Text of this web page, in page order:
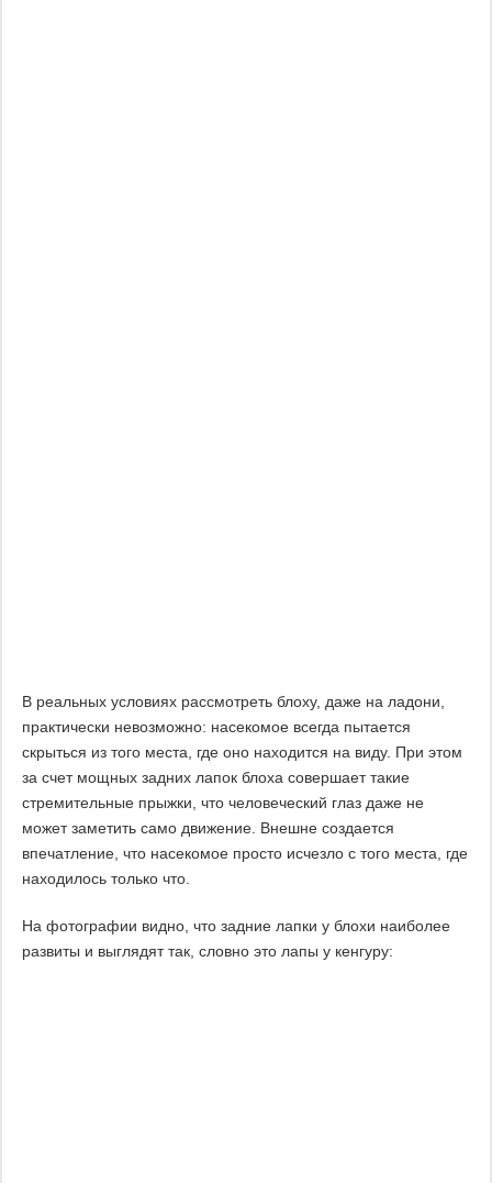
В реальных условиях рассмотреть блоху, даже на ладони,
практически невозможно: насекомое всегда пытается
скрыться из того места, где оно находится на виду. При этом
за счет мощных задних лапок блоха совершает такие
стремительные прыжки, что человеческий глаз даже не
может заметить само движение. Внешне создается
впечатление, что насекомое просто исчезло с того места, где
находилось только что.
На фотографии видно, что задние лапки у блохи наиболее
развиты и выглядят так, словно это лапы у кенгуру: